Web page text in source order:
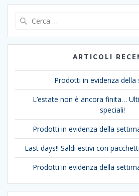
ARTICOLI
Prodotti in evidenza della
L’estate non è ancora finita…
speciali!
Prodotti in evidenza della
Last days!! Saldi estivi con
Prodotti in evidenza della